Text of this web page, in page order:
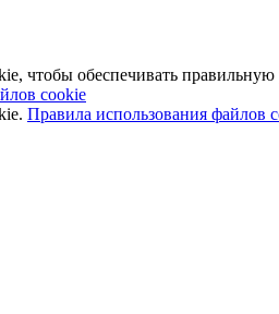
чтобы обеспечивать правильную
cookie
Правила использования файлов